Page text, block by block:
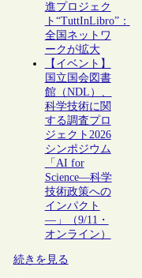
進プロジェク
ト“TuttInLibro”：
全国ネットワ
ークが拡大
【イベント】
国立国会図書
館（NDL）、
科学技術に関
する調査プロ
ジェクト2026
シンポジウム
「AI for
Science―科学
技術政策への
インパクト
―」（9/11・
オンライン）
続きを見る